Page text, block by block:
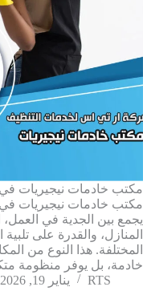
مكتب خادمات نيجيريات في
مكتب خادمات نيجيريات في
يجمع بين الجدية في
المنازل، والقدرة على تلبية
المختلفة. هذا النوع من
خادمة، بل يوفر منظومة
RTS
يناير 19, 2026